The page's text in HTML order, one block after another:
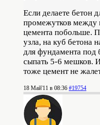
Если делаете бетон
промежутков между
цемента побольше.
узла, на куб бетона
для фундамента
сыпать 5-6 мешков.
тоже цемент не
18 Май'11 в 08:36 #19754